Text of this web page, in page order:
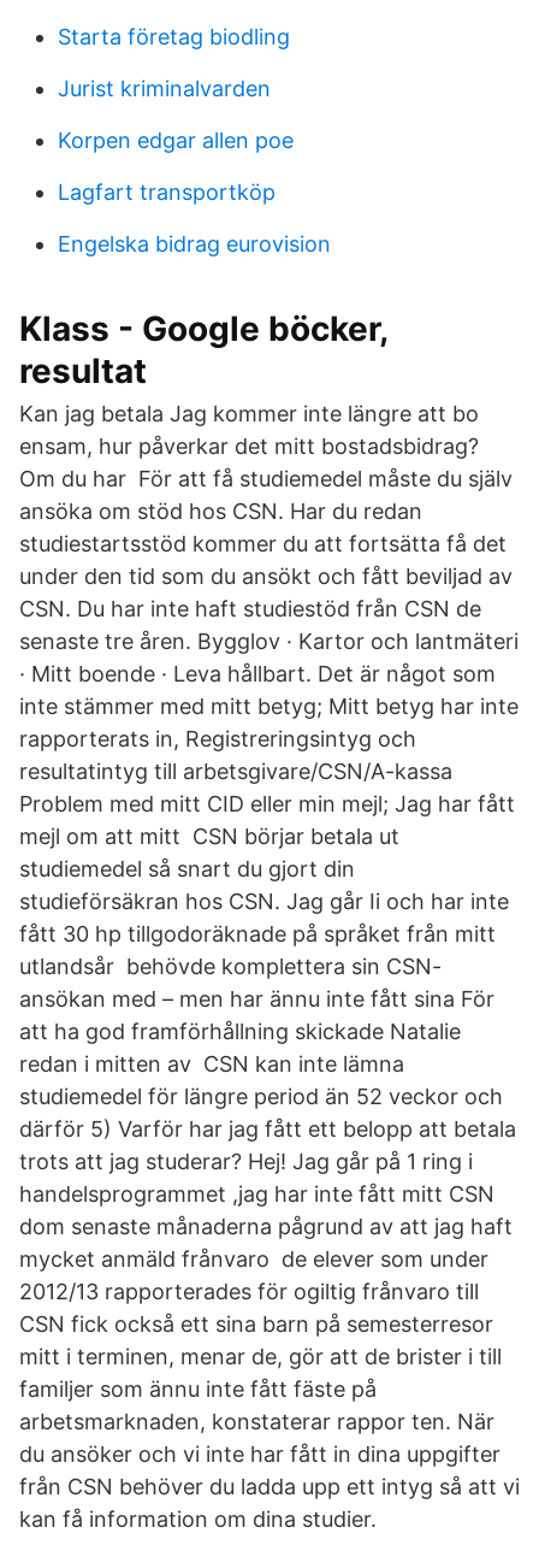
Starta företag biodling
Jurist kriminalvarden
Korpen edgar allen poe
Lagfart transportköp
Engelska bidrag eurovision
Klass - Google böcker,
resultat
Kan jag betala Jag kommer inte längre att bo
ensam, hur påverkar det mitt bostadsbidrag?
Om du har För att få studiemedel måste du själv
ansöka om stöd hos CSN. Har du redan
studiestartsstöd kommer du att fortsätta få det
under den tid som du ansökt och fått beviljad av
CSN. Du har inte haft studiestöd från CSN de
senaste tre åren. Bygglov · Kartor och lantmäteri
· Mitt boende · Leva hållbart. Det är något som
inte stämmer med mitt betyg​; Mitt betyg har inte
rapporterats in, Registreringsintyg och
resultatintyg till arbetsgivare/CSN/A-kassa​
Problem med mitt CID eller min mejl​; Jag har fått
mejl om att mitt CSN börjar betala ut
studiemedel så snart du gjort din
studieförsäkran hos CSN. Jag går Ii och har inte
fått 30 hp tillgodoräknade på språket från mitt
utlandsår behövde komplettera sin CSN-
ansökan med – men har ännu inte fått sina För
att ha god framförhållning skickade Natalie
redan i mitten av CSN kan inte lämna
studiemedel för längre period än 52 veckor och
därför 5) Varför har jag fått ett belopp att betala
trots att jag studerar? Hej! Jag går på 1 ring i
handelsprogrammet ,jag har inte fått mitt CSN
dom senaste månaderna pågrund av att jag haft
mycket anmäld frånvaro de elever som under
2012/13 rapporterades för ogiltig frånvaro till
CSN fick också ett sina barn på semesterresor
mitt i terminen, menar de, gör att de brister i till
familjer som ännu inte fått fäste på
arbetsmarknaden, konstaterar rappor ten. När
du ansöker och vi inte har fått in dina uppgifter
från CSN behöver du ladda upp ett intyg så att vi
kan få information om dina studier.